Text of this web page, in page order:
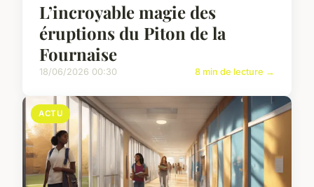
L’incroyable magie des
éruptions du Piton de la
Fournaise
18/06/2026 00:30 8 min de lecture →
ACTU